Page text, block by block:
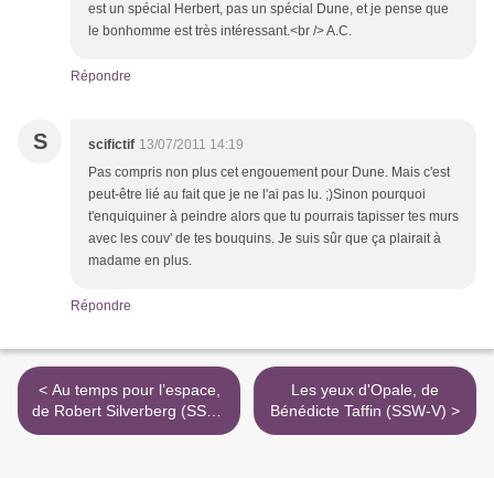
est un spécial Herbert, pas un spécial Dune, et je pense que
le bonhomme est très intéressant.<br /> A.C.
Répondre
S scifictif 13/07/2011 14:19
Pas compris non plus cet engouement pour Dune. Mais c'est
peut-être lié au fait que je ne l'ai pas lu. ;)Sinon pourquoi
t'enquiquiner à peindre alors que tu pourrais tapisser tes murs
avec les couv' de tes bouquins. Je suis sûr que ça plairait à
madame en plus.
Répondre
< Au temps pour l’espace,
de Robert Silverberg (SSW-
V)
Les yeux d'Opale, de
Bénédicte Taffin (SSW-V) >